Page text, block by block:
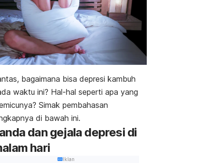
bagaimana bisa depresi kambuh
waktu ini? Hal-hal seperti apa yang
Simak pembahasan
di bawah ini.
dan gejala depresi di
hari
Iklan